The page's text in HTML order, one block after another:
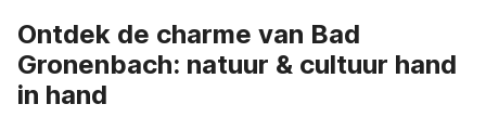
Ontdek de charme van Bad
Gronenbach: natuur & cultuur hand
in hand